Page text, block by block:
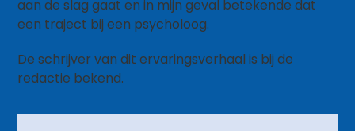
aan de slag gaat en in mijn geval betekende dat
een traject bij een psycholoog.
De schrijver van dit ervaringsverhaal is bij de
redactie bekend.